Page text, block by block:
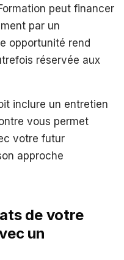
peut financer
par un
opportunité rend
réservée aux
inclure un entretien
vous permet
votre futur
approche
de votre
un